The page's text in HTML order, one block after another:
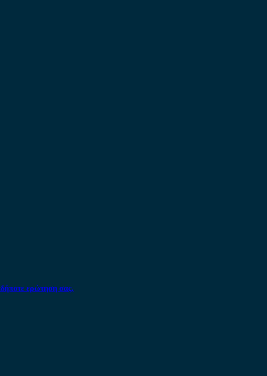
ερώτηση σας.